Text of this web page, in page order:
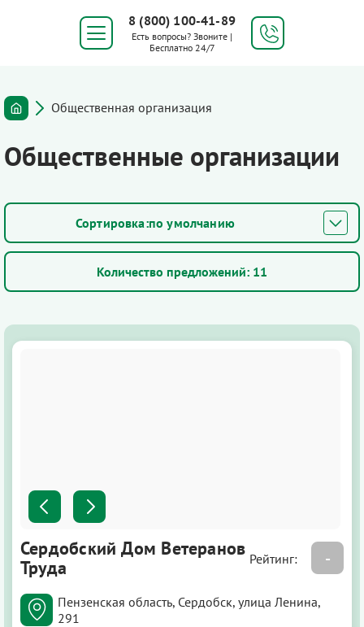
8 (800) 100-41-89
Есть вопросы? Звоните |
Бесплатно 24/7
Общественная организация
Общественные организации
по умолчанию
Количество предложений: 11
Сердобский Дом Ветеранов
Труда
Рейтинг: -
Пензенская область, Сердобск, улица Ленина,
291